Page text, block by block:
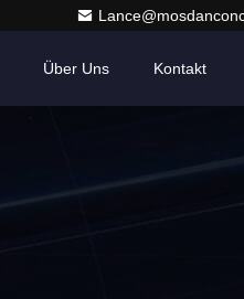
Über Uns Kontakt